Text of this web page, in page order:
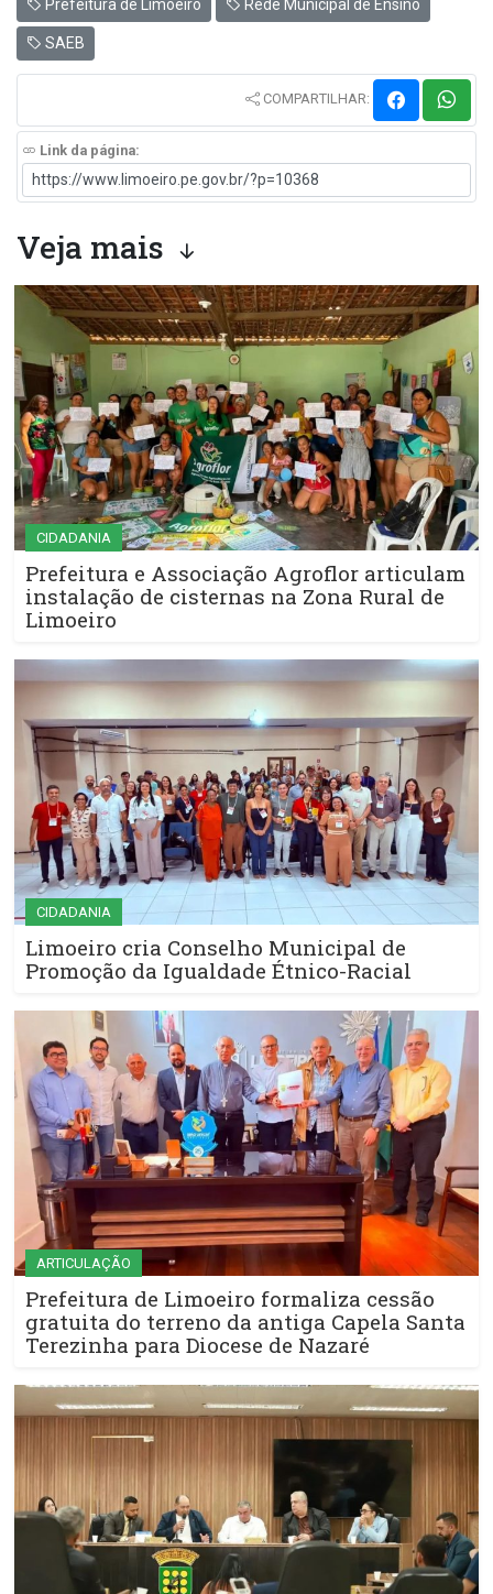
Prefeitura de Limoeiro Rede Municipal de Ensino
SAEB
COMPARTILHAR:
Link da página:
Veja mais
CIDADANIA
Prefeitura e Associação Agroflor articulam
instalação de cisternas na Zona Rural de
Limoeiro
CIDADANIA
Limoeiro cria Conselho Municipal de
Promoção da Igualdade Étnico-Racial
ARTICULAÇÃO
Prefeitura de Limoeiro formaliza cessão
gratuita do terreno da antiga Capela Santa
Terezinha para Diocese de Nazaré